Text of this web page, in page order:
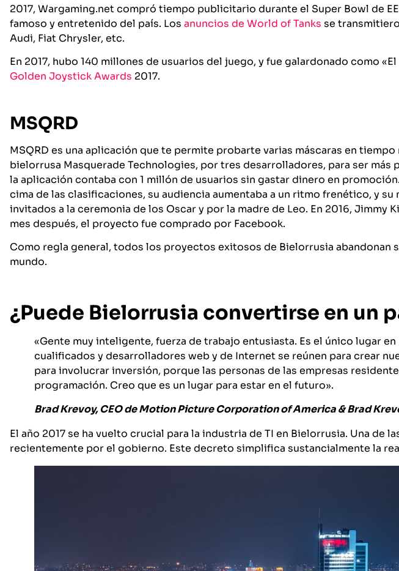
2017, Wargaming.net compró tiempo publicitario durante el Super Bowl de
famoso y entretenido del país. Los anuncios de World of Tanks se
Audi, Fiat Chrysler, etc.
En 2017, hubo 140 millones de usuarios del juego, y fue galardonado como
Golden Joystick Awards 2017.
MSQRD
MSQRD es una aplicación que te permite probarte varias máscaras en
bielorrusa Masquerade Technologies, por tres desarrolladores, para ser más
la aplicación contaba con 1 millón de usuarios sin gastar dinero en
cima de las clasificaciones, su audiencia aumentaba a un ritmo frenético, y su
invitados a la ceremonia de los Oscar y por la madre de Leo. En 2016, Jimmy
mes después, el proyecto fue comprado por Facebook.
Como regla general, todos los proyectos exitosos de Bielorrusia abandonan
mundo.
¿Puede Bielorrusia convertirse en un
«Gente muy inteligente, fuerza de trabajo entusiasta. Es el único lugar
cualificados y desarrolladores web y de Internet se reúnen para crear
para involucrar inversión, porque las personas de las empresas
programación. Creo que es un lugar para estar en el futuro».
Brad Krevoy, CEO de Motion Picture Corporation of America & Brad
El año 2017 se ha vuelto crucial para la industria de TI en Bielorrusia. Una de
recientemente por el gobierno. Este decreto simplifica sustancialmente la